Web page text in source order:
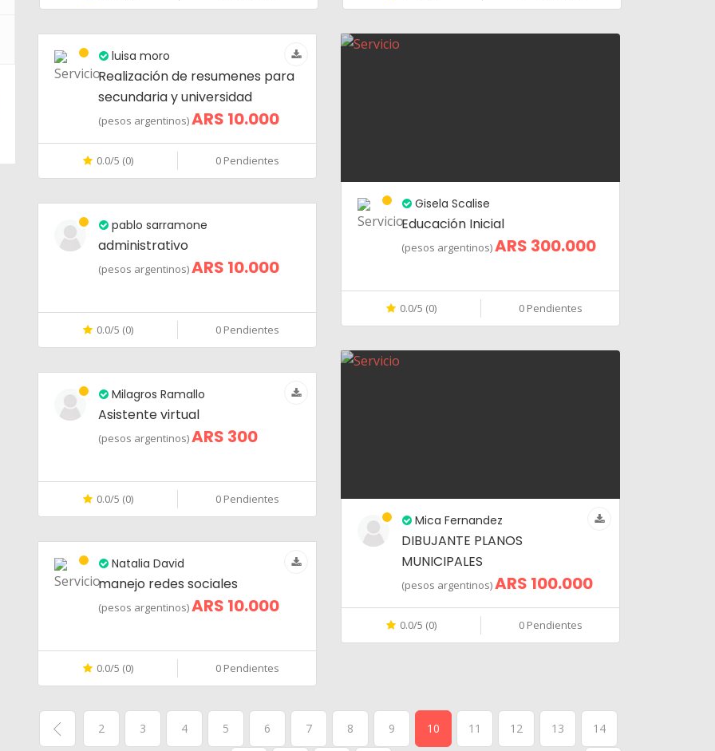
luisa moro
Realización de resumenes para
secundaria y universidad
(pesos argentinos)ARS 10.000
0.0/5 (0) 0 Pendientes
Gisela Scalise
Educación Inicial
(pesos argentinos)ARS 300.000
0.0/5 (0) 0 Pendientes
pablo sarramone
administrativo
(pesos argentinos)ARS 10.000
0.0/5 (0) 0 Pendientes
Mica Fernandez
DIBUJANTE PLANOS
MUNICIPALES
(pesos argentinos)ARS 100.000
0.0/5 (0) 0 Pendientes
Milagros Ramallo
Asistente virtual
(pesos argentinos)ARS 300
0.0/5 (0) 0 Pendientes
Natalia David
manejo redes sociales
(pesos argentinos)ARS 10.000
0.0/5 (0) 0 Pendientes
2 3 4 5 6 7 8 9 10 11 12 13 14